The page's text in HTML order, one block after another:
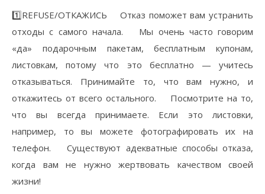
1️⃣REFUSE/ОТКАЖИСЬ ⠀ Отказ поможет вам устранить
отходы с самого начала. ⠀ Мы очень часто говорим
«да» подарочным пакетам, бесплатным купонам,
листовкам, потому что это бесплатно — учитесь
отказываться. Принимайте то, что вам нужно, и
откажитесь от всего остального. ⠀ Посмотрите на то,
что вы всегда принимаете. Если это листовки,
например, то вы можете фотографировать их на
телефон. ⠀ Существуют адекватные способы отказа,
когда вам не нужно жертвовать качеством своей
жизни!